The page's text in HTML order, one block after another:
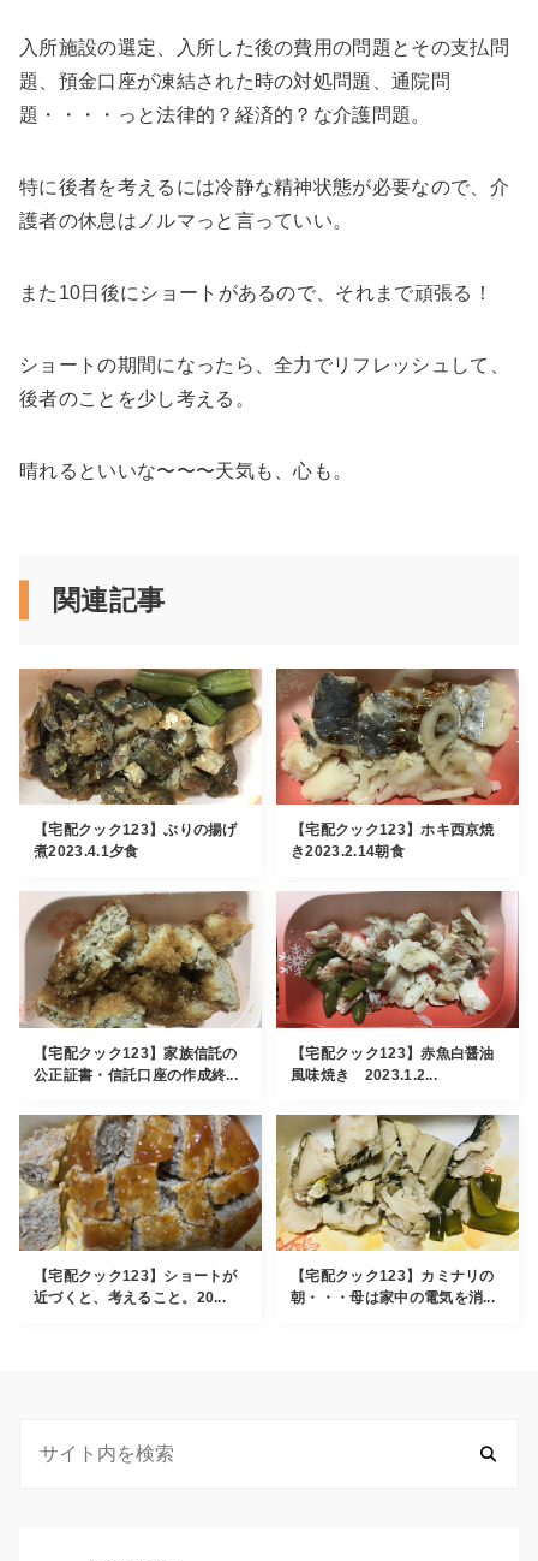
入所施設の選定、入所した後の費用の問題とその支払問
題、預金口座が凍結された時の対処問題、通院問
題・・・・っと法律的？経済的？な介護問題。
特に後者を考えるには冷静な精神状態が必要なので、介
護者の休息はノルマっと言っていい。
また10日後にショートがあるので、それまで頑張る！
ショートの期間になったら、全力でリフレッシュして、
後者のことを少し考える。
晴れるといいな〜〜〜天気も、心も。
関連記事
【宅配クック123】ぶりの揚げ
煮2023.4.1夕食
【宅配クック123】ホキ西京焼
き2023.2.14朝食
【宅配クック123】家族信託の
公正証書・信託口座の作成終...
【宅配クック123】赤魚白醤油
風味焼き 2023.1.2...
【宅配クック123】ショートが
近づくと、考えること。20...
【宅配クック123】カミナリの
朝・・・母は家中の電気を消...